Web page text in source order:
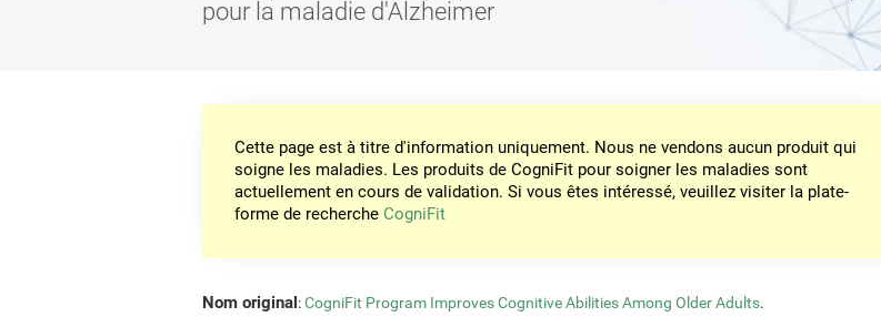
pour la maladie d'Alzheimer
Cette page est à titre d'information uniquement. Nous ne vendons aucun produit qui
soigne les maladies. Les produits de CogniFit pour soigner les maladies sont
actuellement en cours de validation. Si vous êtes intéressé, veuillez visiter la plate-
forme de recherche CogniFit
Nom original:CogniFit Program Improves Cognitive Abilities Among Older Adults.